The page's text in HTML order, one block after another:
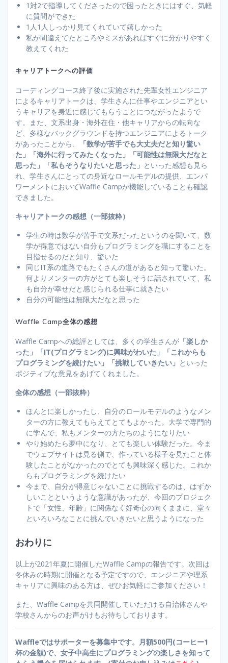
1対2で指導してくださったので困ったときにはすぐ、気軽
に質問ができた
1人1人しっかり見てくれていて嬉しかった
私が間違えてたところやミスがあればすぐに分かりやすく
教えてくれた
キャリアトークへの評価
コーディングコース終了後に実施された先輩女性エンジニア
によるキャリアトークは、学生さんに仕事やエンジニアとい
うキャリアを身近に感じてもらうことにつながったようで
す。また、文系出身・海外在住・他キャリアからの転向な
ど、多様なバックグラウンドを持つエンジニアによるトーク
があったことから、
「数学が苦手でも大丈夫だと知り驚い
た」「海外に行ってみたくなった」「可能性は無限大だなと
思った」「私もそうなりたいと思った」 といった感想も見ら
れ、学生さんにとっての身近なロールモデルの提供、エンパ
ワーメントにおいてWaffle Campが機能していることも確認
できました。
キャリアトークの感想（一部抜粋）
学生の時は数学が苦手で文系だったというのを聞いて、数
学が得意ではない自分もプログラミングを職にすることを
目指せるのだと知り、驚いた
同じIT系の進路でもたくさんの道があると知って驚いた。
何よりメンターの方がとても楽しそうに話されていて、私
も自分が幸せだと感じられる仕事に就きたい
自分の可能性は無限大だなと思った
Waffle Camp全体の感想
Waffle Campへの総評としては、多くの学生さんが 「楽しか
った」「IT(プログラミング)に興味がわいた」「これからも
プログラミングを続けたい」「挑戦していきたい」 といった
ポジティブな意見をあげてくれました。
全体の感想（一部抜粋）
ほんとに楽しかったし、自分のロールモデルのようなメン
ターの方に教えてもらえてとてもよかった。大学で専門的
に学んで、私もメンターの方たちのようになりたい
やり始めたら夢中になり、とても楽しい体験だった。今ま
でウェブサイトは見る側で、作っている様子を見たこと体
験したことがなかったのでとても興味深く感じた。これか
らもプログラミングを続けたい
今まで、自分が得意じゃないことに挑戦するのは、はずか
しいことというような意識があったが、今回のプロジェク
トで「女性、年齢」に関係なく好奇心の向くままに、堂々
といろいろなことに挑んでいきたいと思うようになった
おわりに
以上が2021年夏に開催したWaffle Campの報告です。次回は
冬休みの時期に開催となる予定ですので、エンジニアや理系
キャリアに興味のある方は、ぜひお気軽にご参加ください！
また、Waffle Campを共同開催していただける自治体さんや
学校さんからのお声がけもお待ちしております。
Waffleではサポーターを募集中です。月額500円(コーヒー1
杯の金額)で、女子中高生にプログラミングの楽しさを知って